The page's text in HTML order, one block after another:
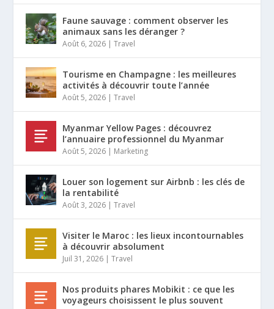
Faune sauvage : comment observer les
animaux sans les déranger ?
Août 6, 2026 |Travel
Tourisme en Champagne : les meilleures
activités à découvrir toute l’année
Août 5, 2026 |Travel
Myanmar Yellow Pages : découvrez
l’annuaire professionnel du Myanmar
Août 5, 2026 | Marketing
Louer son logement sur Airbnb : les clés de
la rentabilité
Août 3, 2026 |Travel
Visiter le Maroc : les lieux incontournables
à découvrir absolument
Juil 31, 2026 |Travel
Nos produits phares Mobikit : ce que les
voyageurs choisissent le plus souvent